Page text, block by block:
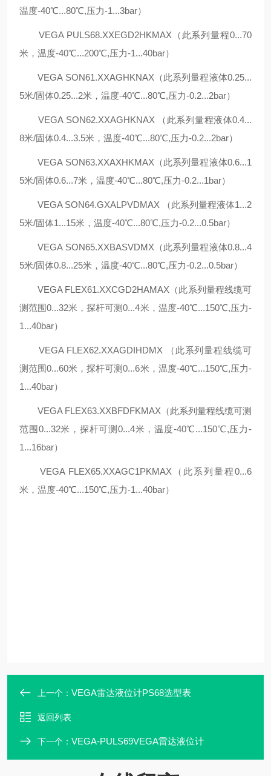
温度-40℃...80℃,压力-1...3bar）
VEGA PULS68.XXEGD2HKMAX（此系列量程0...70
米，温度-40℃...200℃,压力-1...40bar）
VEGA SON61.XXAGHKNAX（此系列量程液体0.25...
5米/固体0.25...2米，温度-40℃...80℃,压力-0.2...2bar）
VEGA SON62.XXAGHKNAX （此系列量程液体0.4...
8米/固体0.4...3.5米，温度-40℃...80℃,压力-0.2...2bar）
VEGA SON63.XXAXHKMAX（此系列量程液体0.6...1
5米/固体0.6...7米，温度-40℃...80℃,压力-0.2...1bar）
VEGA SON64.GXALPVDMAX （此系列量程液体1...2
5米/固体1...15米，温度-40℃...80℃,压力-0.2...0.5bar）
VEGA SON65.XXBASVDMX（此系列量程液体0.8...4
5米/固体0.8...25米，温度-40℃...80℃,压力-0.2...0.5bar）
VEGA FLEX61.XXCGD2HAMAX（此系列量程线缆可
测范围0...32米，探杆可测0...4米，温度-40℃...150℃,压力-
1...40bar）
VEGA FLEX62.XXAGDIHDMX （此系列量程线缆可
测范围0...60米，探杆可测0...6米，温度-40℃...150℃,压力-
1...40bar）
VEGA FLEX63.XXBFDFKMAX（此系列量程线缆可测
范围0...32米，探杆可测0...4米，温度-40℃...150℃,压力-
1...16bar）
VEGA FLEX65.XXAGC1PKMAX（此系列量程0...6
米，温度-40℃...150℃,压力-1...40bar）
上一个： VEGA雷达液位计PS68选型表
返回列表
下一个： VEGA-PULS69VEGA雷达液位计